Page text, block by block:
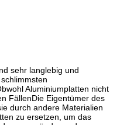
sehr langlebig und
Aluminiumplatten nicht
FällenDie Eigentümer des
durch andere Materialien
zu ersetzen, um das